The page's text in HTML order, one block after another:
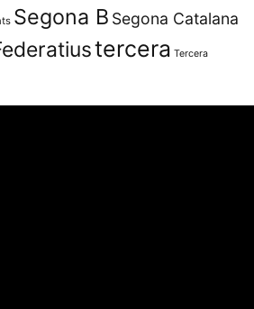
Segona B Segona Catalana
tercera Tercera